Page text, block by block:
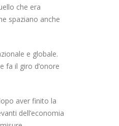
che era
spaziano anche
e globale.
fa il giro d’onore
aver finito la
dell’economia